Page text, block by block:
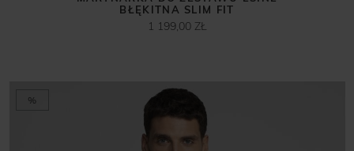
BŁĘKITNA SLIM FIT
1 199,00 ZŁ
%